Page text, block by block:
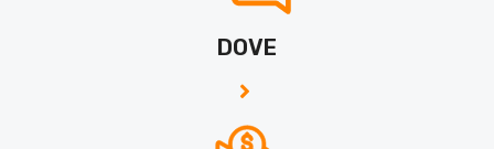
DOVE